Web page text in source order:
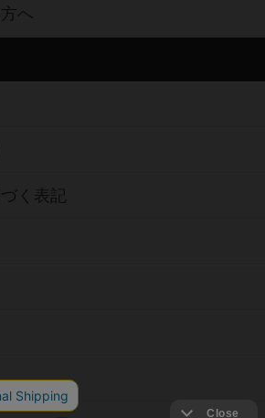
へ
く表記